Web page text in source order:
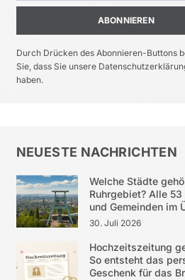
ABONNIEREN
Durch Drücken des Abonnieren-Buttons
Sie, dass Sie unsere
haben.
NEUESTE NACHRICHTEN
Welche Städte
Ruhrgebiet? Alle
und Gemeinden im
30. Juli 2026
Hochzeitszeitung
So entsteht das
Geschenk für das